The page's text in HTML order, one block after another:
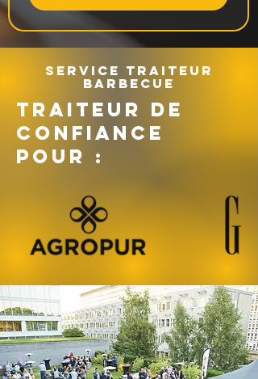
Service traiteur
barbecue
TRAITEUR DE
CONFIANCE
POUR :